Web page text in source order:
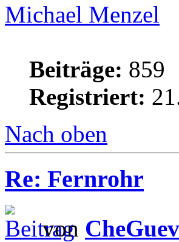
Michael Menzel
Beiträge: 859
Registriert:
Nach oben
Re: Fernrohr
von